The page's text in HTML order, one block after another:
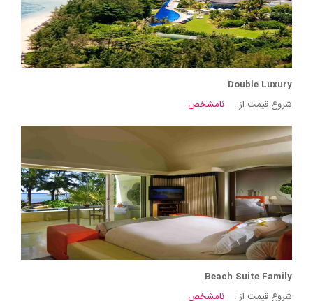
Double Luxury
شروع قیمت از :
نامشخص
Beach Suite Family
شروع قیمت از :
نامشخص